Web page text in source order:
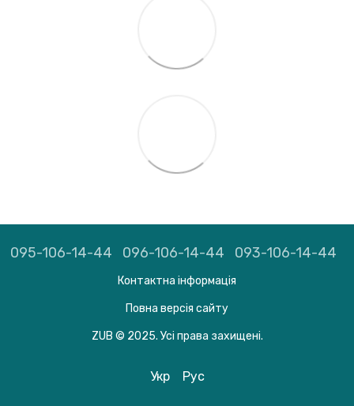
095-106-14-44 096-106-14-44 093-106-14-44
Контактна інформація
Повна версія сайту
ZUB © 2025. Усі права захищені.
Укр Рус